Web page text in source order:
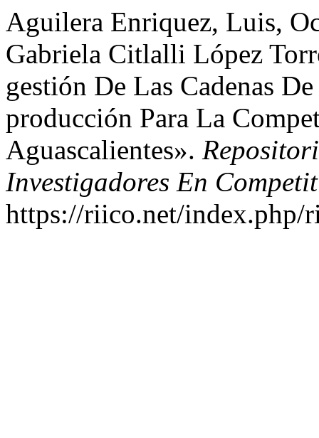
Aguilera Enriquez, Luis,
Gabriela Citlalli López
gestión De Las Cadenas
producción Para La
Aguascalientes».
Investigadores En
https://riico.net/index.php/